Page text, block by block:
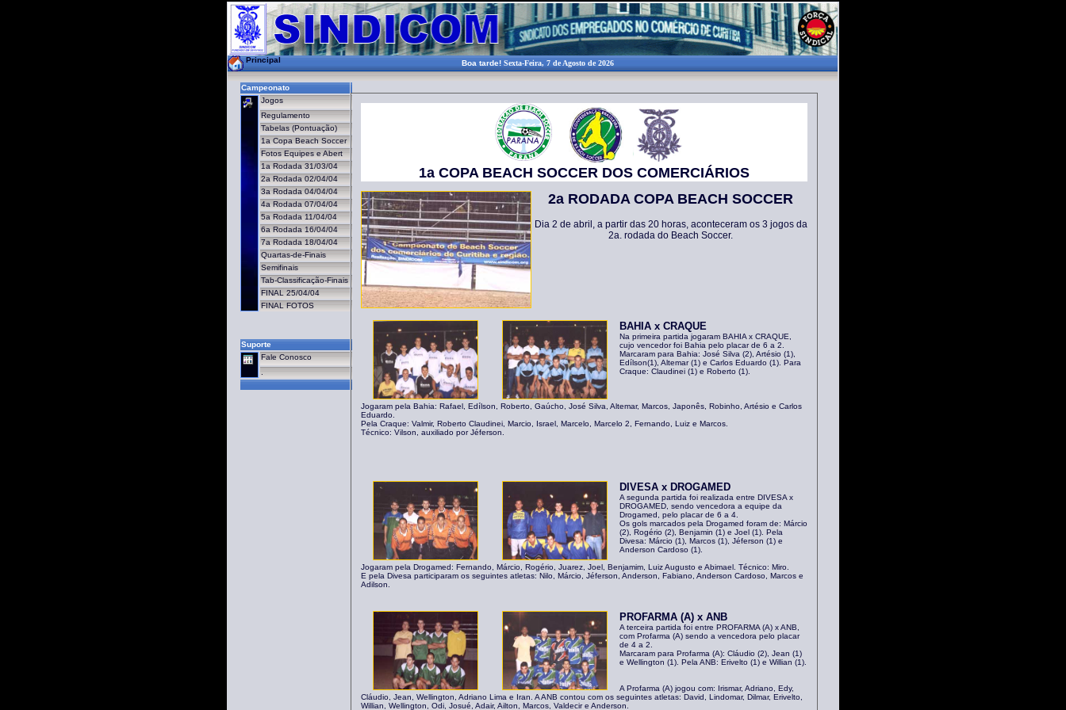
Principal Boa tarde! Sexta-Feira, 7 de Agosto de 2026
Campeonato
Jogos
Regulamento
Tabelas (Pontuação)
1a Copa Beach Soccer
Fotos Equipes e Abert
1a Rodada 31/03/04
2a Rodada 02/04/04
3a Rodada 04/04/04
4a Rodada 07/04/04
5a Rodada 11/04/04
6a Rodada 16/04/04
7a Rodada 18/04/04
Quartas-de-Finais
Semifinais
Tab-Classificação-Finais
FINAL 25/04/04
FINAL FOTOS
Suporte
Fale Conosco
1a COPA BEACH SOCCER DOS COMERCIÁRIOS
2a RODADA COPA BEACH SOCCER
Dia 2 de abril, a partir das 20 horas, aconteceram os 3 jogos da
2a. rodada do Beach Soccer.
BAHIA x CRAQUE
Na primeira partida jogaram BAHIA x CRAQUE,
cujo vencedor foi Bahia pelo placar de 6 a 2.
Marcaram para Bahia: José Silva (2), Artésio (1),
Edílson(1), Altemar (1) e Carlos Eduardo (1). Para
Craque: Claudinei (1) e Roberto (1).
Jogaram pela Bahia: Rafael, Edílson, Roberto, Gaúcho, José Silva, Altemar, Marcos, Japonês, Robinho, Artésio e Carlos
Eduardo.
Pela Craque: Valmir, Roberto Claudinei, Marcio, Israel, Marcelo, Marcelo 2, Fernando, Luiz e Marcos.
Técnico: Vilson, auxiliado por Jéferson.
DIVESA x DROGAMED
A segunda partida foi realizada entre DIVESA x
DROGAMED, sendo vencedora a equipe da
Drogamed, pelo placar de 6 a 4.
Os gols marcados pela Drogamed foram de: Márcio
(2), Rogério (2), Benjamin (1) e Joel (1). Pela
Divesa: Márcio (1), Marcos (1), Jéferson (1) e
Anderson Cardoso (1).
Jogaram pela Drogamed: Fernando, Márcio, Rogério, Juarez, Joel, Benjamim, Luiz Augusto e Abimael. Técnico: Miro.
E pela Divesa participaram os seguintes atletas: Nilo, Márcio, Jéferson, Anderson, Fabiano, Anderson Cardoso, Marcos e
Adilson.
PROFARMA (A) x ANB
A terceira partida foi entre PROFARMA (A) x ANB,
com Profarma (A) sendo a vencedora pelo placar
de 4 a 2.
Marcaram para Profarma (A): Cláudio (2), Jean (1)
e Wellington (1). Pela ANB: Erivelto (1) e Willian (1).
A Profarma (A) jogou com: Irismar, Adriano, Edy,
Cláudio, Jean, Wellington, Adriano Lima e Iran. A ANB contou com os seguintes atletas: David, Lindomar, Dilmar, Erivelto,
Willian, Wellington, Odi, Josué, Adair, Ailton, Marcos, Valdecir e Anderson.